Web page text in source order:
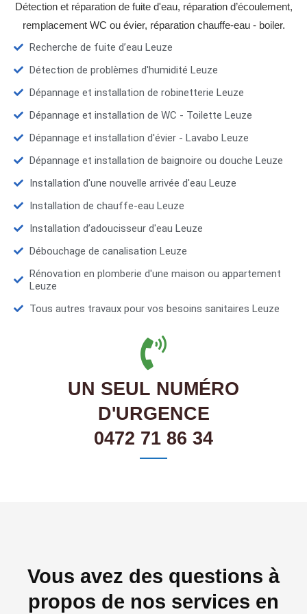
Détection et réparation de fuite d'eau, réparation d’écoulement,
remplacement WC ou évier, réparation chauffe-eau - boiler.
Recherche de fuite d’eau Leuze
Détection de problèmes d'humidité Leuze
Dépannage et installation de robinetterie Leuze
Dépannage et installation de WC - Toilette Leuze
Dépannage et installation d'évier - Lavabo Leuze
Dépannage et installation de baignoire ou douche Leuze
Installation d'une nouvelle arrivée d'eau Leuze
Installation de chauffe-eau Leuze
Installation d’adoucisseur d'eau Leuze
Débouchage de canalisation Leuze
Rénovation en plomberie d'une maison ou appartement
Leuze
Tous autres travaux pour vos besoins sanitaires Leuze
UN SEUL NUMÉRO
D'URGENCE
0472 71 86 34
Vous avez des questions à
propos de nos services en